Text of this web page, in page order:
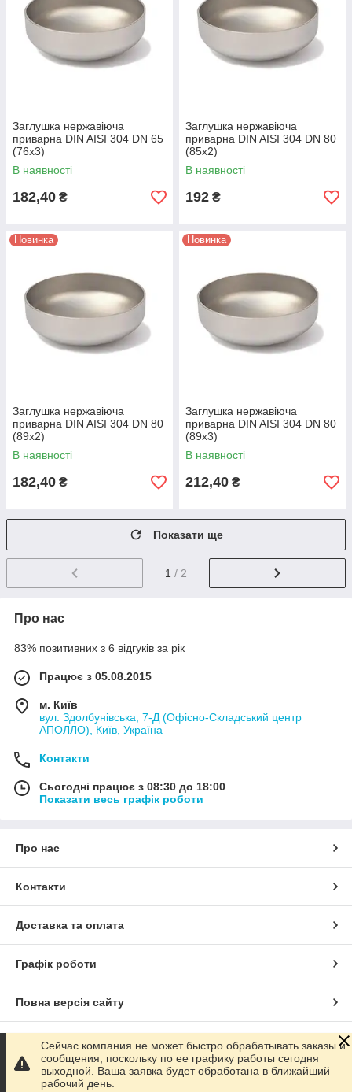
Заглушка нержавіюча
приварна DIN AISI 304 DN 65
(76x3)
В наявності
182,40 ₴
Заглушка нержавіюча
приварна DIN AISI 304 DN 80
(85x2)
В наявності
192 ₴
Новинка
Заглушка нержавіюча
приварна DIN AISI 304 DN 80
(89x2)
В наявності
182,40 ₴
Новинка
Заглушка нержавіюча
приварна DIN AISI 304 DN 80
(89x3)
В наявності
212,40 ₴
Показати ще
1 / 2
Про нас
83% позитивних з 6 відгуків за рік
Працює з 05.08.2015
м. Київ
вул. Здолбунівська, 7-Д (Офісно-Складський центр
АПОЛЛО), Київ, Україна
Контакти
Сьогодні працює з 08:30 до 18:00
Показати весь графік роботи
Про нас
Контакти
Доставка та оплата
Графік роботи
Повна версія сайту
Сайт створено на маркетплейсі Prom.ua
Політика конфіденційності
Сейчас компания не может быстро обрабатывать заказы и
сообщения, поскольку по ее графику работы сегодня
выходной. Ваша заявка будет обработана в ближайший
рабочий день.